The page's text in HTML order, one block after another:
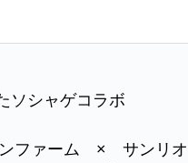
ソシャゲコラボ
ンファーム × サンリオ